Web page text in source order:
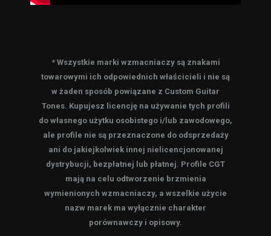
* Wszystkie marki wzmacniaczy są znakami
towarowymi ich odpowiednich właścicieli i nie są
w żaden sposób powiązane z Custom Guitar
Tones. Kupujesz licencję na używanie tych profili
do własnego użytku osobistego i/lub zawodowego,
ale profile nie są przeznaczone do odsprzedaży
ani do jakiejkolwiek innej nielicencjonowanej
dystrybucji, bezpłatnej lub płatnej. Profile CGT
mają na celu odtworzenie brzmienia
wymienionych wzmacniaczy, a wszelkie użycie
nazw marek ma wyłącznie charakter
porównawczy i opisowy.